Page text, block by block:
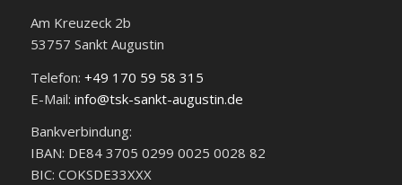
Am Kreuzeck 2b
53757 Sankt Augustin
Telefon: +49 170 59 58 315
E-Mail: info@tsk-sankt-augustin.de
Bankverbindung:
IBAN: DE84 3705 0299 0025 0028 82
BIC: COKSDE33XXX